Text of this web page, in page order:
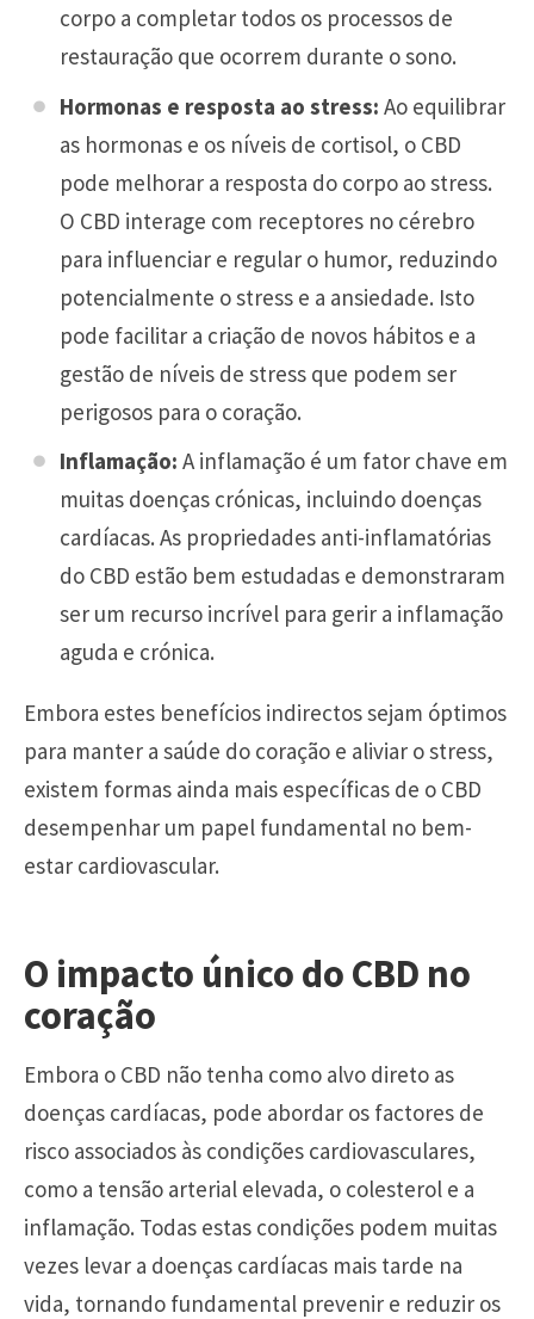
corpo a completar todos os processos de
restauração que ocorrem durante o sono.
Hormonas e resposta ao stress: Ao equilibrar
as hormonas e os níveis de cortisol, o CBD
pode melhorar a resposta do corpo ao stress.
O CBD interage com receptores no cérebro
para influenciar e regular o humor, reduzindo
potencialmente o stress e a ansiedade. Isto
pode facilitar a criação de novos hábitos e a
gestão de níveis de stress que podem ser
perigosos para o coração.
Inflamação: A inflamação é um fator chave em
muitas doenças crónicas, incluindo doenças
cardíacas. As propriedades anti-inflamatórias
do CBD estão bem estudadas e demonstraram
ser um recurso incrível para gerir a inflamação
aguda e crónica.
Embora estes benefícios indirectos sejam óptimos
para manter a saúde do coração e aliviar o stress,
existem formas ainda mais específicas de o CBD
desempenhar um papel fundamental no bem-
estar cardiovascular.
O impacto único do CBD no
coração
Embora o CBD não tenha como alvo direto as
doenças cardíacas, pode abordar os factores de
risco associados às condições cardiovasculares,
como a tensão arterial elevada, o colesterol e a
inflamação. Todas estas condições podem muitas
vezes levar a doenças cardíacas mais tarde na
vida, tornando fundamental prevenir e reduzir os